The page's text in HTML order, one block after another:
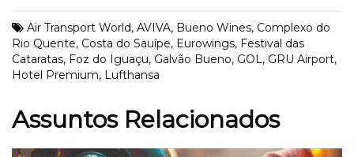
Air Transport World, AVIVA, Bueno Wines, Complexo do
Rio Quente, Costa do Sauípe, Eurowings, Festival das
Cataratas, Foz do Iguaçu, Galvão Bueno, GOL, GRU Airport,
Hotel Premium, Lufthansa
Assuntos Relacionados